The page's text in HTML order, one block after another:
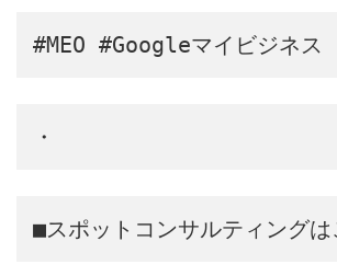
#MEO #Googleマイビジネス
・
■スポットコンサルティングは